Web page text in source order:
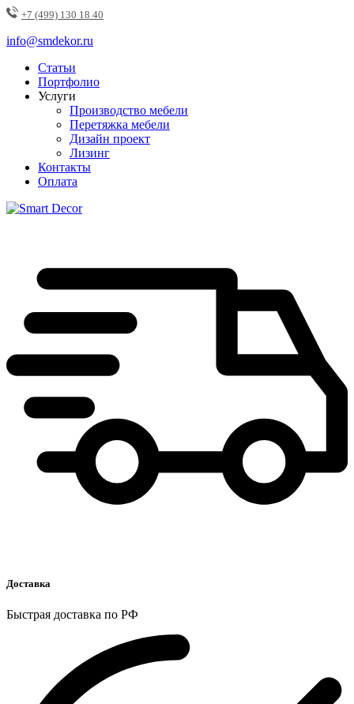
+7 (499) 130 18 40
info@smdekor.ru
Статьи
Портфолио
Услуги
Производство мебели
Перетяжка мебели
Дизайн проект
Лизинг
Контакты
Оплата
Доставка
Быстрая доставка по РФ